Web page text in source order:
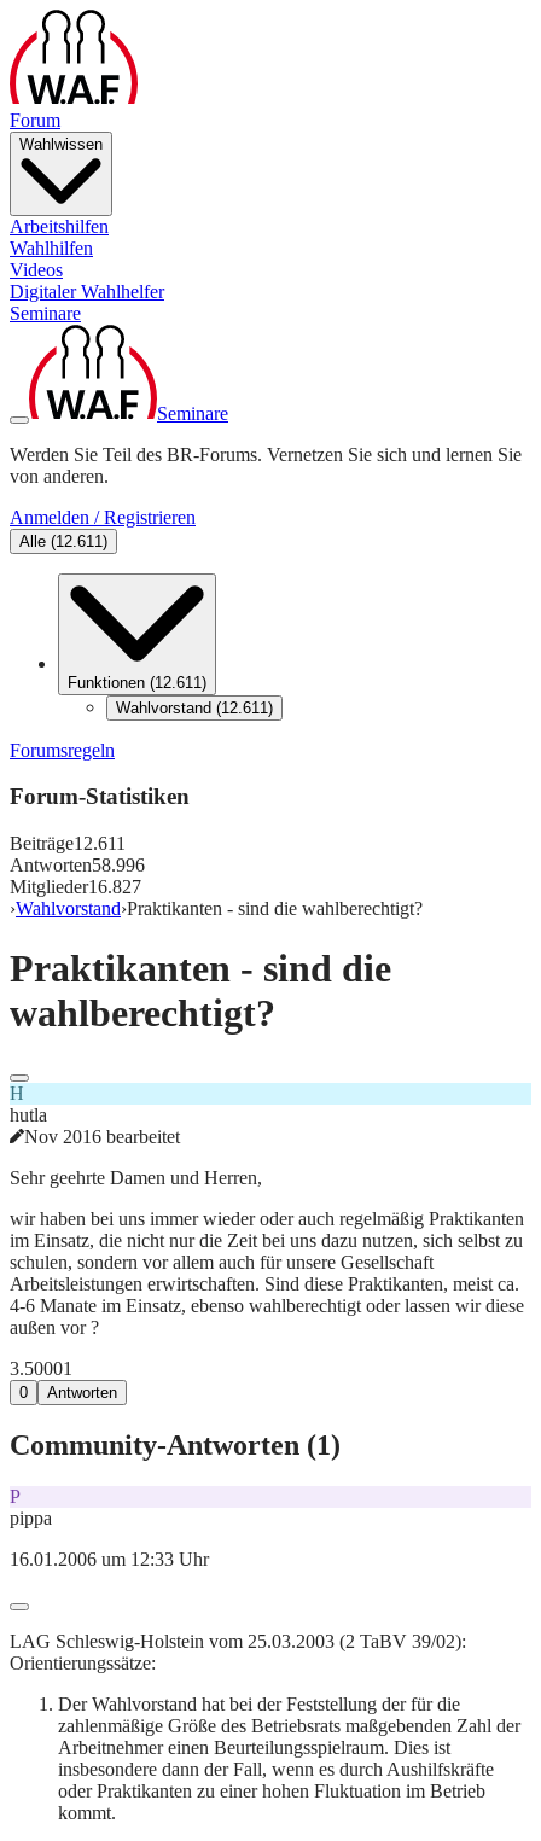
Forum
Wahlwissen
Arbeitshilfen
Wahlhilfen
Videos
Digitaler Wahlhelfer
Seminare
Seminare
Werden Sie Teil des BR-Forums. Vernetzen Sie sich und lernen Sie
von anderen.
Anmelden / Registrieren
Alle (12.611)
Funktionen (12.611)
Wahlvorstand (12.611)
Forumsregeln
Forum-Statistiken
Beiträge12.611
Antworten58.996
Mitglieder16.827
›Wahlvorstand›Praktikanten - sind die wahlberechtigt?
Praktikanten - sind die
wahlberechtigt?
H
hutla
Nov 2016 bearbeitet
Sehr geehrte Damen und Herren,
wir haben bei uns immer wieder oder auch regelmäßig Praktikanten
im Einsatz, die nicht nur die Zeit bei uns dazu nutzen, sich selbst zu
schulen, sondern vor allem auch für unsere Gesellschaft
Arbeitsleistungen erwirtschaften. Sind diese Praktikanten, meist ca.
4-6 Manate im Einsatz, ebenso wahlberechtigt oder lassen wir diese
außen vor ?
3.50001
0 Antworten
Community-Antworten (1)
P
pippa
16.01.2006 um 12:33 Uhr
LAG Schleswig-Holstein vom 25.03.2003 (2 TaBV 39/02):
Orientierungssätze:
Der Wahlvorstand hat bei der Feststellung der für die
zahlenmäßige Größe des Betriebsrats maßgebenden Zahl der
Arbeitnehmer einen Beurteilungsspielraum. Dies ist
insbesondere dann der Fall, wenn es durch Aushilfskräfte
oder Praktikanten zu einer hohen Fluktuation im Betrieb
kommt.